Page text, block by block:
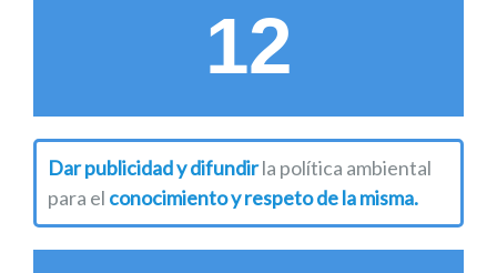
12
Dar publicidad y difundirla política ambiental
para el conocimiento y respeto de la misma.